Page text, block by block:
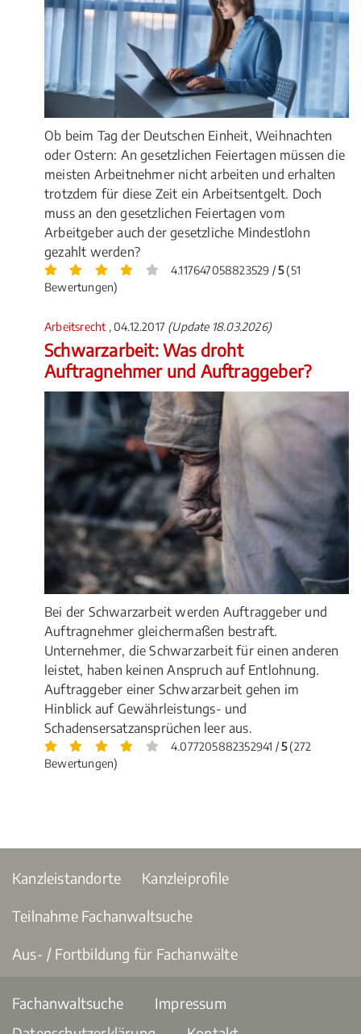
Ob beim Tag der Deutschen Einheit, Weihnachten
oder Ostern: An gesetzlichen Feiertagen müssen die
meisten Arbeitnehmer nicht arbeiten und erhalten
trotzdem für diese Zeit ein Arbeitsentgelt. Doch
muss an den gesetzlichen Feiertagen vom
Arbeitgeber auch der gesetzliche Mindestlohn
gezahlt werden?
4.117647058823529 /5(51
Bewertungen)
Arbeitsrecht , 04.12.2017 (Update 18.03.2026)
Schwarzarbeit: Was droht
Auftragnehmer und Auftraggeber?
Bei der Schwarzarbeit werden Auftraggeber und
Auftragnehmer gleichermaßen bestraft.
Unternehmer, die Schwarzarbeit für einen anderen
leistet, haben keinen Anspruch auf Entlohnung.
Auftraggeber einer Schwarzarbeit gehen im
Hinblick auf Gewährleistungs- und
Schadensersatzansprüchen leer aus.
4.077205882352941 /5(272
Bewertungen)
Kanzleistandorte Kanzleiprofile
Teilnahme Fachanwaltsuche
Aus- / Fortbildung für Fachanwälte
Fachanwaltsuche
Impressum